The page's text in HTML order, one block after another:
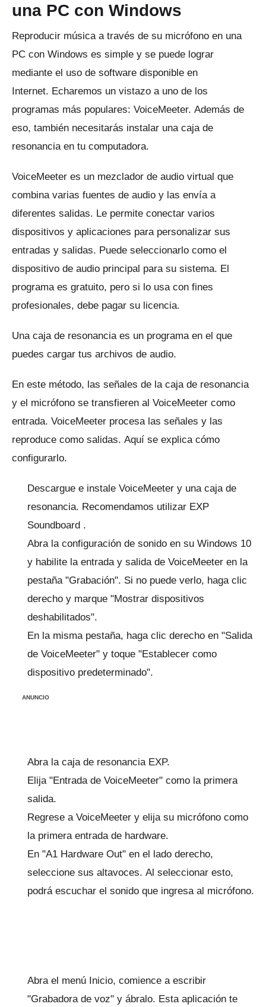
una PC con Windows
Reproducir música a través de su micrófono en una
PC con Windows es simple y se puede lograr
mediante el uso de software disponible en
Internet. Echaremos un vistazo a uno de los
programas más populares: VoiceMeeter. Además de
eso, también necesitarás instalar una caja de
resonancia en tu computadora.
VoiceMeeter es un mezclador de audio virtual que
combina varias fuentes de audio y las envía a
diferentes salidas. Le permite conectar varios
dispositivos y aplicaciones para personalizar sus
entradas y salidas. Puede seleccionarlo como el
dispositivo de audio principal para su sistema. El
programa es gratuito, pero si lo usa con fines
profesionales, debe pagar su licencia.
Una caja de resonancia es un programa en el que
puedes cargar tus archivos de audio.
En este método, las señales de la caja de resonancia
y el micrófono se transfieren al VoiceMeeter como
entrada. VoiceMeeter procesa las señales y las
reproduce como salidas. Aquí se explica cómo
configurarlo.
Descargue e instale VoiceMeeter y una caja de
resonancia. Recomendamos utilizar EXP
Soundboard .
Abra la configuración de sonido en su Windows 10
y habilite la entrada y salida de VoiceMeeter en la
pestaña "Grabación". Si no puede verlo, haga clic
derecho y marque "Mostrar dispositivos
deshabilitados".
En la misma pestaña, haga clic derecho en "Salida
de VoiceMeeter" y toque "Establecer como
dispositivo predeterminado".
ANUNCIO
Abra la caja de resonancia EXP.
Elija "Entrada de VoiceMeeter" como la primera
salida.
Regrese a VoiceMeeter y elija su micrófono como
la primera entrada de hardware.
En "A1 Hardware Out" en el lado derecho,
seleccione sus altavoces. Al seleccionar esto,
podrá escuchar el sonido que ingresa al micrófono.
Abra el menú Inicio, comience a escribir
"Grabadora de voz" y ábralo. Esta aplicación te